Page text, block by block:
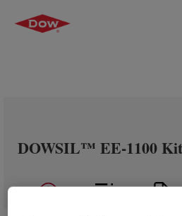
DOWSIL™ EE-1100